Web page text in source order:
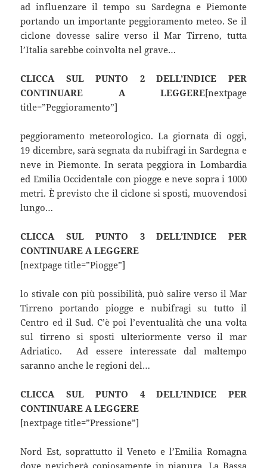
ad influenzare il tempo su Sardegna e Piemonte
portando un importante peggioramento meteo. Se il
ciclone dovesse salire verso il Mar Tirreno, tutta
l’Italia sarebbe coinvolta nel grave…
CLICCA SUL PUNTO 2 DELL’INDICE PER
CONTINUARE A LEGGERE[nextpage
title=”Peggioramento”]
peggioramento meteorologico. La giornata di oggi,
19 dicembre, sarà segnata da nubifragi in Sardegna e
neve in Piemonte. In serata peggiora in Lombardia
ed Emilia Occidentale con piogge e neve sopra i 1000
metri. È previsto che il ciclone si sposti, muovendosi
lungo…
CLICCA SUL PUNTO 3 DELL’INDICE PER
CONTINUARE A LEGGERE
[nextpage title=”Piogge”]
lo stivale con più possibilità, può salire verso il Mar
Tirreno portando piogge e nubifragi su tutto il
Centro ed il Sud. C’è poi l’eventualità che una volta
sul tirreno si sposti ulteriormente verso il mar
Adriatico.
Ad essere interessate dal maltempo
saranno anche le regioni del…
CLICCA SUL PUNTO 4 DELL’INDICE PER
CONTINUARE A LEGGERE
[nextpage title=”Pressione”]
Nord Est, soprattutto il Veneto e l’Emilia Romagna